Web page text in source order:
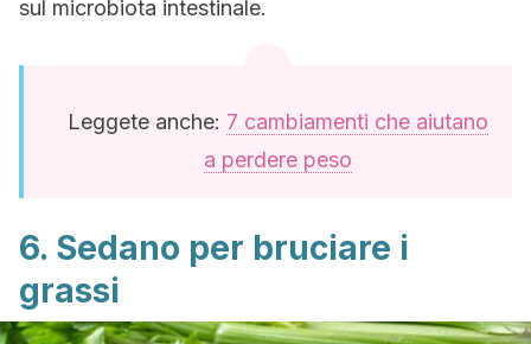
sul microbiota intestinale.
Leggete anche: 7 cambiamenti che aiutano
a perdere peso
6. Sedano per bruciare i
grassi